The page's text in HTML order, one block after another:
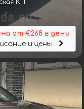
КП
от €268 в день
и цены